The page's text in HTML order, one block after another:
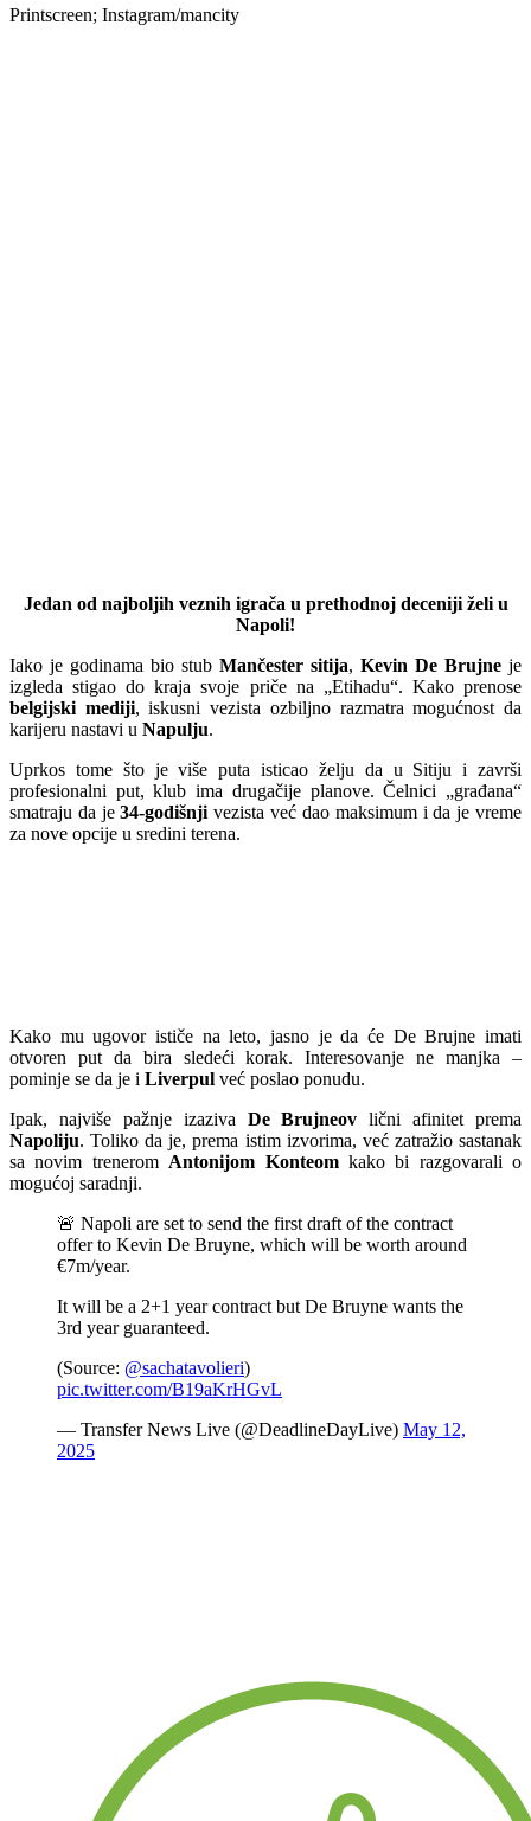
Printscreen; Instagram/mancity
Jedan od najboljih veznih igrača u prethodnoj deceniji želi u
Napoli!
Iako je godinama bio stub Mančester sitija, Kevin De Brujne je
izgleda stigao do kraja svoje priče na „Etihadu“. Kako prenose
belgijski mediji, iskusni vezista ozbiljno razmatra mogućnost da
karijeru nastavi u Napulju.
Uprkos tome što je više puta isticao želju da u Sitiju i završi
profesionalni put, klub ima drugačije planove. Čelnici „građana“
smatraju da je34-godišnji vezista već dao maksimum i da je vreme
za nove opcije u sredini terena.
Kako mu ugovor ističe na leto, jasno je da će De Brujne imati
otvoren put da bira sledeći korak. Interesovanje ne manjka –
pominje se da je i Liverpul već poslao ponudu.
Ipak, najviše pažnje izaziva De Brujneov lični afinitet prema
Napoliju. Toliko da je, prema istim izvorima, već zatražio sastanak
sa novim trenerom Antonijom Konteomkako bi razgovarali o
mogućoj saradnji.
🚨 Napoli are set to send the first draft of the contract
offer to Kevin De Bruyne, which will be worth around
€7m/year.
It will be a 2+1 year contract but De Bruyne wants the
3rd year guaranteed.
(Source: @sachatavolieri)
pic.twitter.com/B19aKrHGvL
— Transfer News Live (@DeadlineDayLive) May 12,
2025